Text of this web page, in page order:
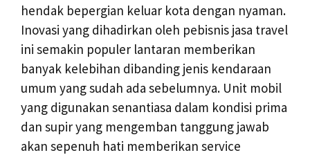
hendak bepergian keluar kota dengan nyaman.
Inovasi yang dihadirkan oleh pebisnis jasa travel
ini semakin populer lantaran memberikan
banyak kelebihan dibanding jenis kendaraan
umum yang sudah ada sebelumnya. Unit mobil
yang digunakan senantiasa dalam kondisi prima
dan supir yang mengemban tanggung jawab
akan sepenuh hati memberikan service